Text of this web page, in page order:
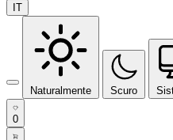
IT
Naturalmente Scuro
0